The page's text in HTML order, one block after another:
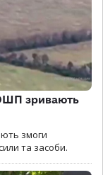
зривають
змоги
та засоби.